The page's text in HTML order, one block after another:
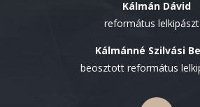
Kálmán Dávid
református
Kálmánné Szilvási
beosztott református